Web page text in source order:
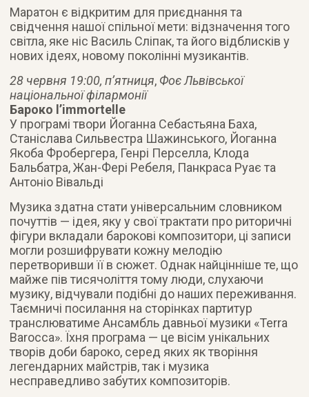
Маратон є відкритим для приєднання та
свідчення нашої спільної мети: відзначення того
світла, яке ніс Василь Сліпак, та його відблисків у
нових ідеях, новому поколінні музикантів.
28 червня 19:00, п’ятниця, Фоє Львівської
національної філармонії
Бароко l’immortelle
У програмі твори Йоганна Себастьяна Баха,
Станіслава Сильвестра Шажинського, Йоганна
Якоба Фробергера, Генрі Перселла, Клода
Бальбатра, Жан-Фері Ребеля, Панкраса Руає та
Антоніо Вівальді
Музика здатна стати універсальним словником
почуттів — ідея, яку у свої трактати про риторичні
фігури вкладали барокові композитори, ці записи
могли розшифрувати кожну мелодію
перетворивши її в сюжет. Однак найцінніше те, що
майже пів тисячоліття тому люди, слухаючи
музику, відчували подібні до наших переживання.
Таємничі посилання на сторінках партитур
транслюватиме Ансамбль давньої музики «Terra
Barocca». Їхня програма — це вісім унікальних
творів доби бароко, серед яких як творіння
легендарних майстрів, так і музика
несправедливо забутих композиторів.